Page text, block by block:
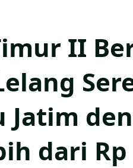
II
Jatim
dari